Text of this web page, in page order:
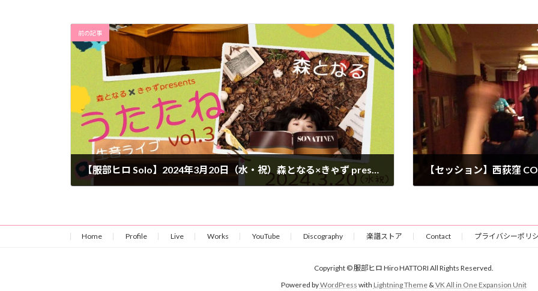
前の記事
【服部ヒロ Solo】2024年3月20日（水・祝）森となる×きゃず presents「うたたね 生音ライブ vol.3」
Home Profile Live Works YouTube Discography 楽譜ストア Contact プライバシーポリ
Copyright © 服部ヒロ Hiro HATTORI All Rights Reserved.
Powered byWordPress with Lightning Theme& VK All in One Expansion Unit